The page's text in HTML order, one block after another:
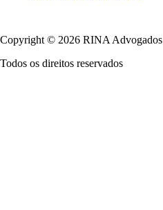
Copyright © 2026 RINA Advogados
Todos os direitos reservados